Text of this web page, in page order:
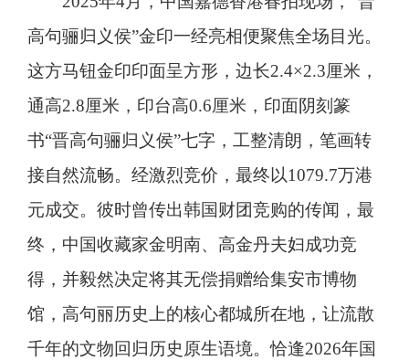
高句骊归义侯”金印一经亮相便聚焦全场目光。
这方马钮金印印面呈方形，边长2.4×2.3厘米，
通高2.8厘米，印台高0.6厘米，印面阴刻篆
书“晋高句骊归义侯”七字，工整清朗，笔画转
接自然流畅。经激烈竞价，最终以1079.7万港
元成交。彼时曾传出韩国财团竞购的传闻，最
终，中国收藏家金明南、高金丹夫妇成功竞
得，并毅然决定将其无偿捐赠给集安市博物
馆，高句丽历史上的核心都城所在地，让流散
千年的文物回归历史原生语境。恰逢2026年国